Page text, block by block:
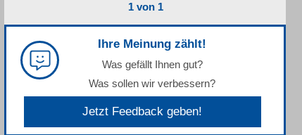
1 von 1
Ihre Meinung zählt!
Was gefällt Ihnen gut?
Was sollen wir verbessern?
Jetzt Feedback geben!